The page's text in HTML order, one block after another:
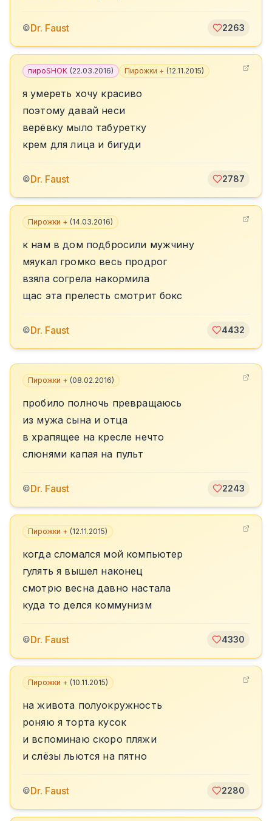
©Dr. Faust 2263
пироSHOK (22.03.2016) Пирожки + (12.11.2015)
я умереть хочу красиво
поэтому давай неси
верёвку мыло табуретку
крем для лица и бигуди
©Dr. Faust 2787
Пирожки + (14.03.2016)
к нам в дом подбросили мужчину
мяукал громко весь продрог
взяла согрела накормила
щас эта прелесть смотрит бокс
©Dr. Faust 4432
Пирожки + (08.02.2016)
пробило полночь превращаюсь
из мужа сына и отца
в храпящее на кресле нечто
слюнями капая на пульт
©Dr. Faust 2243
Пирожки + (12.11.2015)
когда сломался мой компьютер
гулять я вышел наконец
смотрю весна давно настала
куда то делся коммунизм
©Dr. Faust 4330
Пирожки + (10.11.2015)
на живота полуокружность
роняю я торта кусок
и вспоминаю скоро пляжи
и слёзы льются на пятно
©Dr. Faust 2280